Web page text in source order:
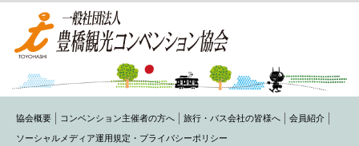
協会概要 コンベンション主催者の方へ 旅行・バス会社の皆様へ 会員紹介
ソーシャルメディア運用規定・プライバシーポリシー